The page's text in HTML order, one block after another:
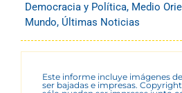
Democracia y Política, Medio
Mundo, Últimas Noticias
Este informe incluye imágenes
ser bajadas e impresas.